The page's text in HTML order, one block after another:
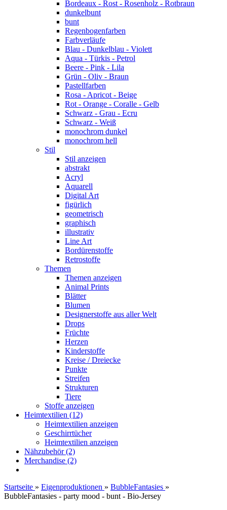
Bordeaux - Rost - Rosenholz - Rotbraun
dunkelbunt
bunt
Regenbogenfarben
Farbverläufe
Blau - Dunkelblau - Violett
Aqua - Türkis - Petrol
Beere - Pink - Lila
Grün - Oliv - Braun
Pastellfarben
Rosa - Apricot - Beige
Rot - Orange - Coralle - Gelb
Schwarz - Grau - Ecru
Schwarz - Weiß
monochrom dunkel
monochrom hell
Stil
Stil anzeigen
abstrakt
Acryl
Aquarell
Digital Art
figürlich
geometrisch
graphisch
illustrativ
Line Art
Bordürenstoffe
Retrostoffe
Themen
Themen anzeigen
Animal Prints
Blätter
Blumen
Designerstoffe aus aller Welt
Drops
Früchte
Herzen
Kinderstoffe
Kreise / Dreiecke
Punkte
Streifen
Strukturen
Tiere
Stoffe anzeigen
Heimtextilien (12)
Heimtextilien anzeigen
Geschirrtücher
Heimtextilien anzeigen
Nähzubehör (2)
Merchandise (2)
Startseite » Eigenproduktionen » BubbleFantasies »
BubbleFantasies - party mood - bunt - Bio-Jersey